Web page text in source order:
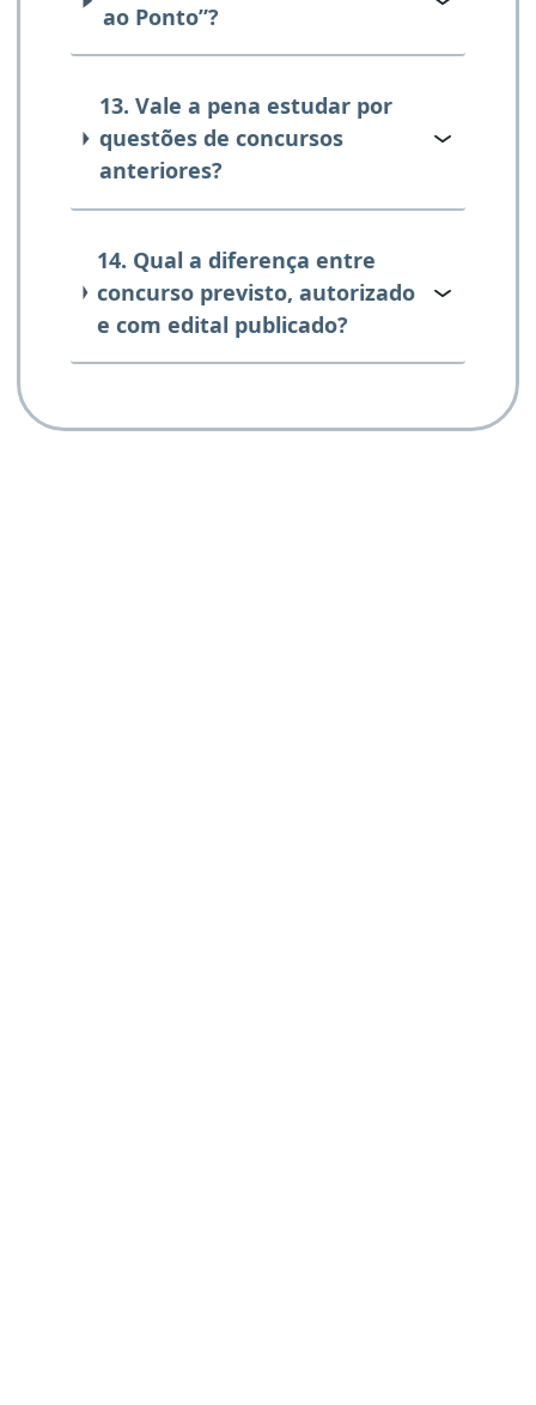
ao Ponto”?
13. Vale a pena estudar por
questões de concursos
anteriores?
14. Qual a diferença entre
concurso previsto, autorizado
e com edital publicado?